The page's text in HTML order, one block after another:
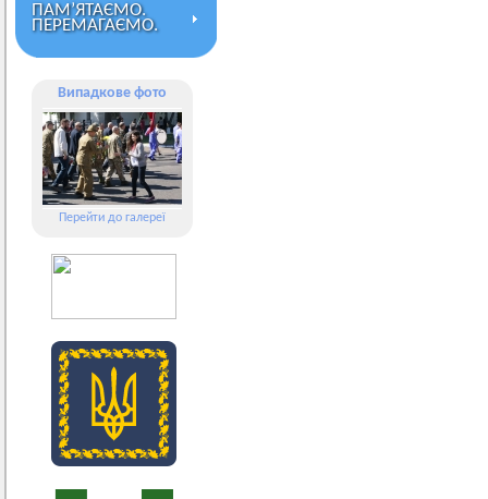
ПАМ’ЯТАЄМО.
ПЕРЕМАГАЄМО.
Випадкове фото
Перейти до галереї